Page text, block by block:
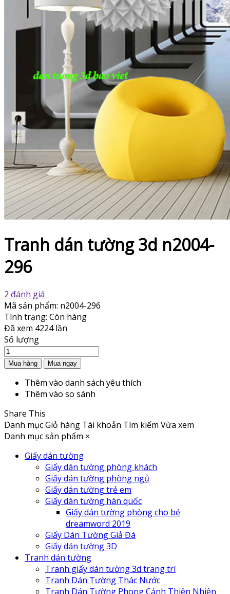
Tranh dán tường 3d n2004-
296
2 đánh giá
Mã sản phẩm: n2004-296
Tình trạng: Còn hàng
Đã xem 4224 lần
Số lượng
Thêm vào danh sách yêu thích
Thêm vào so sánh
Share This
Danh mụcGiỏ hàng Tài khoản Tìm kiếm Vừa xem
Danh mục sản phẩm ×
Giấy dán tường
Giấy dán tường phòng khách
Giấy dán tường phòng ngủ
Giấy dán tường trẻ em
Giấy dán tường hàn quốc
Giấy dán tường phòng cho bé
dreamword 2019
Giấy Dán Tường Giả Đá
Giấy dán tường 3D
Tranh dán tường
Tranh giấy dán tường 3d trang trí
Tranh Dán Tường Thác Nước
Tranh Dán Tường Phong Cảnh Thiên Nhiên